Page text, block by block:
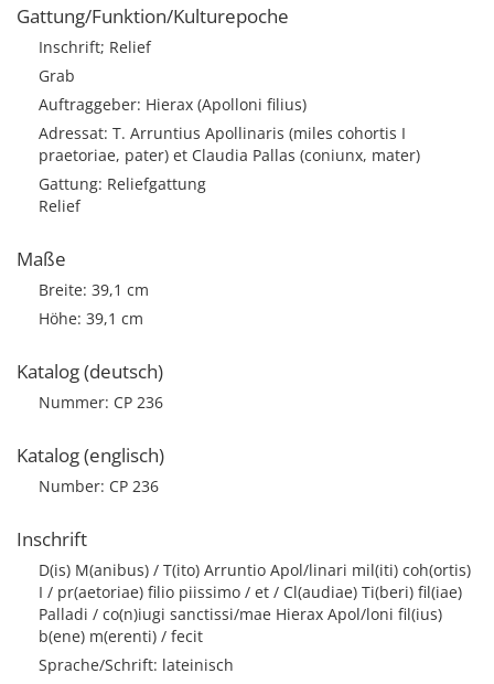
Gattung/Funktion/Kulturepoche
Inschrift; Relief
Grab
Auftraggeber: Hierax (Apolloni filius)
Adressat: T. Arruntius Apollinaris (miles cohortis I
praetoriae, pater) et Claudia Pallas (coniunx, mater)
Gattung: Reliefgattung
Relief
Maße
Breite: 39,1 cm
Höhe: 39,1 cm
Katalog (deutsch)
Nummer: CP 236
Katalog (englisch)
Number: CP 236
Inschrift
D(is) M(anibus) / T(ito) Arruntio Apol/linari mil(iti) coh(ortis)
I / pr(aetoriae) filio piissimo / et / Cl(audiae) Ti(beri) fil(iae)
Palladi / co(n)iugi sanctissi/mae Hierax Apol/loni fil(ius)
b(ene) m(erenti) / fecit
Sprache/Schrift: lateinisch